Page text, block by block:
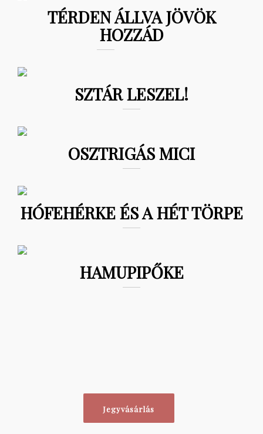
TÉRDEN ÁLLVA JÖVÖK
HOZZÁD
SZTÁR LESZEL!
OSZTRIGÁS MICI
HÓFEHÉRKE ÉS A HÉT TÖRPE
HAMUPIPŐKE
Jegyvásárlás